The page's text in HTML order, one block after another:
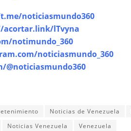
noticiasmundo360
acortar.link/lTvyna
notimundo_360
noticiasmundo_360
@noticiasmundo360
Noticias de Venezuela
Noticias Venezuela Venezuela